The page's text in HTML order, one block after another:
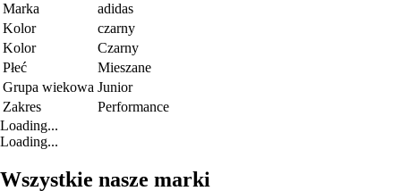
Marka
adidas
Kolor
czarny
Kolor
Czarny
Płeć
Mieszane
Grupa wiekowa Junior
Zakres
Performance
Loading...
Loading...
Wszystkie nasze marki